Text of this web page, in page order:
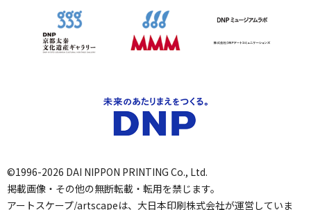
©1996-2026 DAI NIPPON PRINTING Co., Ltd.
掲載画像・その他の無断転載・転用を禁じます。
アートスケープ/artscapeは、大日本印刷株式会社が運営していま